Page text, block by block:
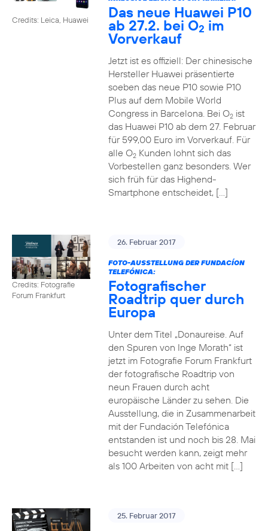
Credits: Leica, Huawei Das neue Huawei P10
ab 27.2. bei O2 im
Vorverkauf
Jetzt ist es offiziell: Der chinesische
Hersteller Huawei präsentierte
soeben das neue P10 sowie P10
Plus auf dem Mobile World
Congress in Barcelona. Bei O2ist
das Huawei P10 ab dem 27. Februar
für 599,00 Euro im Vorverkauf. Für
alle O2Kunden lohnt sich das
Vorbestellen ganz besonders. Wer
sich früh für das Highend-
Smartphone entscheidet, […]
Credits: Fotografie
Forum Frankfurt
26. Februar 2017
FOTO-AUSSTELLUNG DER FUNDACÍON
TELEFÓNICA:
Fotografischer
Roadtrip quer durch
Europa
Unter dem Titel „Donaureise. Auf
den Spuren von Inge Morath“ ist
jetzt im Fotografie Forum Frankfurt
der fotografische Roadtrip von
neun Frauen durch acht
europäische Länder zu sehen. Die
Ausstellung, die in Zusammenarbeit
mit der Fundación Telefónica
entstanden ist und noch bis 28. Mai
besucht werden kann, zeigt mehr
als 100 Arbeiten von acht mit […]
25. Februar 2017